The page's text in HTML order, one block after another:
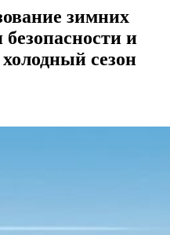
зимних
и
сезон